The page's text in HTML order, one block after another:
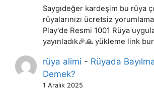
Saygıdeğer kardeşim bu rüya
rüyalarınızı ücretsiz
Play'de Resmi 1001 Rüya
yayınladık🎉🙏 yükleme link
rüya alimi - Rüyada
Demek?
1 Aralık 2025